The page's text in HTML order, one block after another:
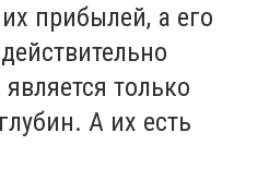
прибылей, а его
только
А их есть